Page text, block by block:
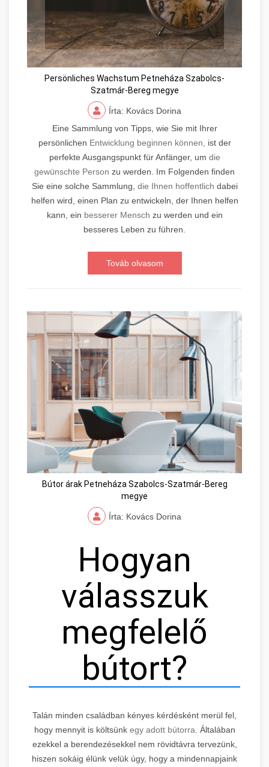
Persönliches Wachstum Petneháza Szabolcs-
Szatmár-Bereg megye
Írta: Kovács Dorina
Eine Sammlung von Tipps, wie Sie mit Ihrer
persönlichen Entwicklung beginnen können, ist der
perfekte Ausgangspunkt für Anfänger, um die
gewünschte Person zu werden. Im Folgenden finden
Sie eine solche Sammlung, die Ihnen hoffentlich dabei
helfen wird, einen Plan zu entwickeln, der Ihnen helfen
kann, ein besserer Mensch zu werden und ein
besseres Leben zu führen.
Továb olvasom
Bútor árak Petneháza Szabolcs-Szatmár-Bereg
megye
Írta: Kovács Dorina
Hogyan
válasszuk
megfelelő
bútort?
Talán minden családban kényes kérdésként merül fel,
hogy mennyit is költsünkegy adott bútorra. Általában
ezekkel a berendezésekkel nem rövidtávra tervezünk,
hiszen sokáig élünk velük úgy, hogy a mindennapjaink